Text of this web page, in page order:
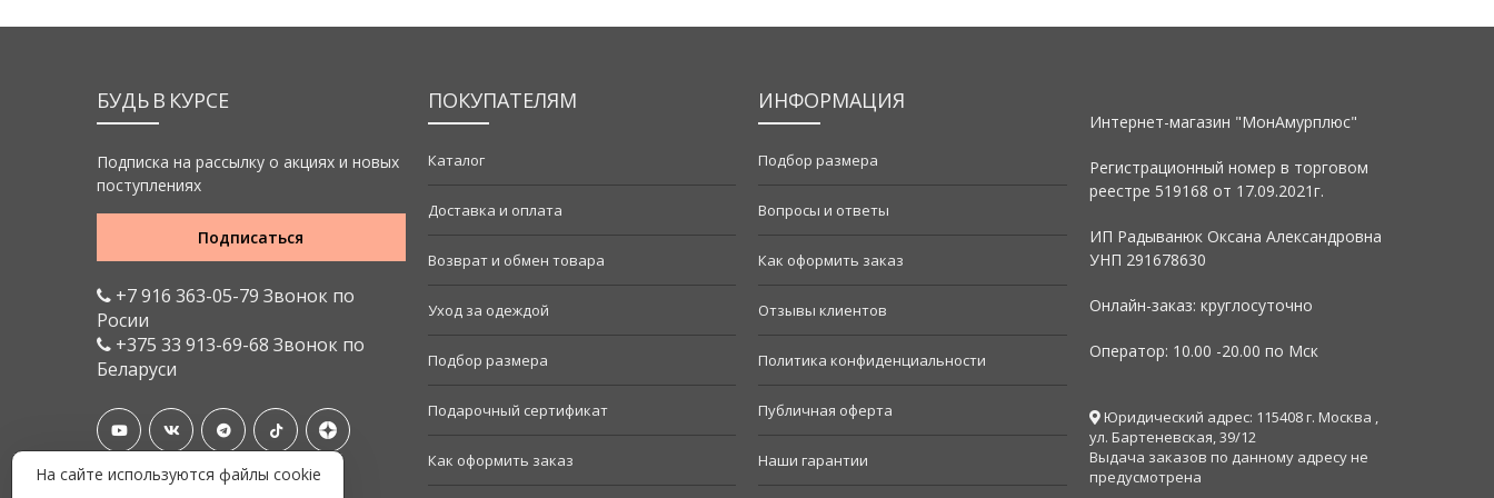
БУДЬ В КУРСЕ
Подписка на рассылку о акциях и новых
поступлениях
Подписаться
+7 916 363-05-79 Звонок по
Росии
+375 33 913-69-68 Звонок по
Беларуси
ПОКУПАТЕЛЯМ
Каталог
Доставка и оплата
Возврат и обмен товара
Уход за одеждой
Подбор размера
Подарочный сертификат
Как оформить заказ
ИНФОРМАЦИЯ
Подбор размера
Вопросы и ответы
Как оформить заказ
Отзывы клиентов
Политика конфиденциальности
Публичная оферта
Наши гарантии
Интернет-магазин "МонАмурплюс"
Регистрационный номер в торговом
реестре 519168 от 17.09.2021г.
ИП Радыванюк Оксана Александровна
УНП 291678630
Онлайн-заказ: круглосуточно
Оператор: 10.00 -20.00 по Мск
Юридический адрес: 115408 г. Москва ,
ул. Бартеневская, 39/12
Выдача заказов по данному адресу не
предусмотрена
На сайте используются файлы cookie